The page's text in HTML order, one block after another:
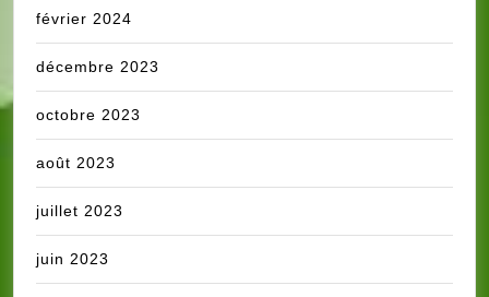
février 2024
décembre 2023
octobre 2023
août 2023
juillet 2023
juin 2023